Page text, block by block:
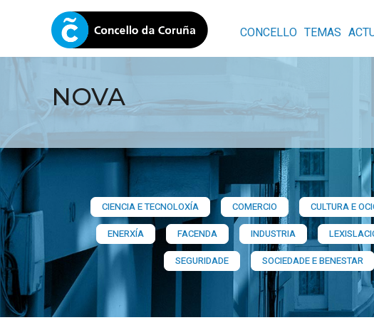
CONCELLO TEMAS
NOVA
CIENCIA E TECNOLOXÍA COMERCIO CULTURA E
ENERXÍA
FACENDA INDUSTRIA
SEGURIDADE
SOCIEDADE E BENESTAR